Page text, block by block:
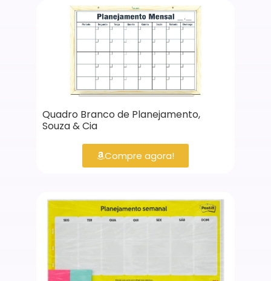
Quadro Branco de Planejamento,
Souza & Cia
Compre agora!